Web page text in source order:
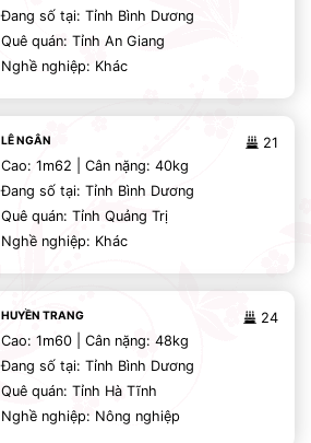
Đang số tại: Tỉnh Bình Dương
Quê quán: Tỉnh An Giang
Nghề nghiệp: Khác
21
LÊ NGÂN
Cao: 1m62 | Cân nặng: 40kg
Đang số tại: Tỉnh Bình Dương
Quê quán: Tỉnh Quảng Trị
Nghề nghiệp: Khác
24
HUYỀN TRANG
Cao: 1m60 | Cân nặng: 48kg
Đang số tại: Tỉnh Bình Dương
Quê quán: Tỉnh Hà Tĩnh
Nghề nghiệp: Nông nghiệp